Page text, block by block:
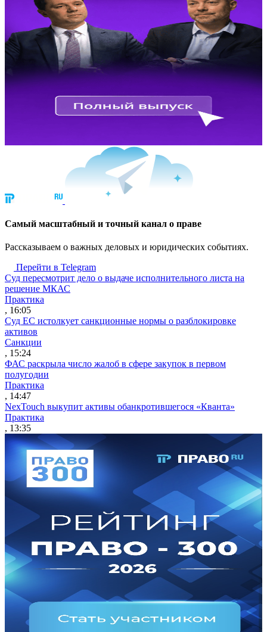
Cамый масштабный и точный канал о праве
Рассказываем о важных деловых и юридических событиях.
Перейти в Telegram
Суд пересмотрит дело о выдаче исполнительного листа на
решение МКАС
Практика
, 16:05
Суд ЕС истолкует санкционные нормы о разблокировке
активов
Санкции
, 15:24
ФАС раскрыла число жалоб в сфере закупок в первом
полугодии
Практика
, 14:47
NexTouch выкупит активы обанкротившегося «Кванта»
Практика
, 13:35